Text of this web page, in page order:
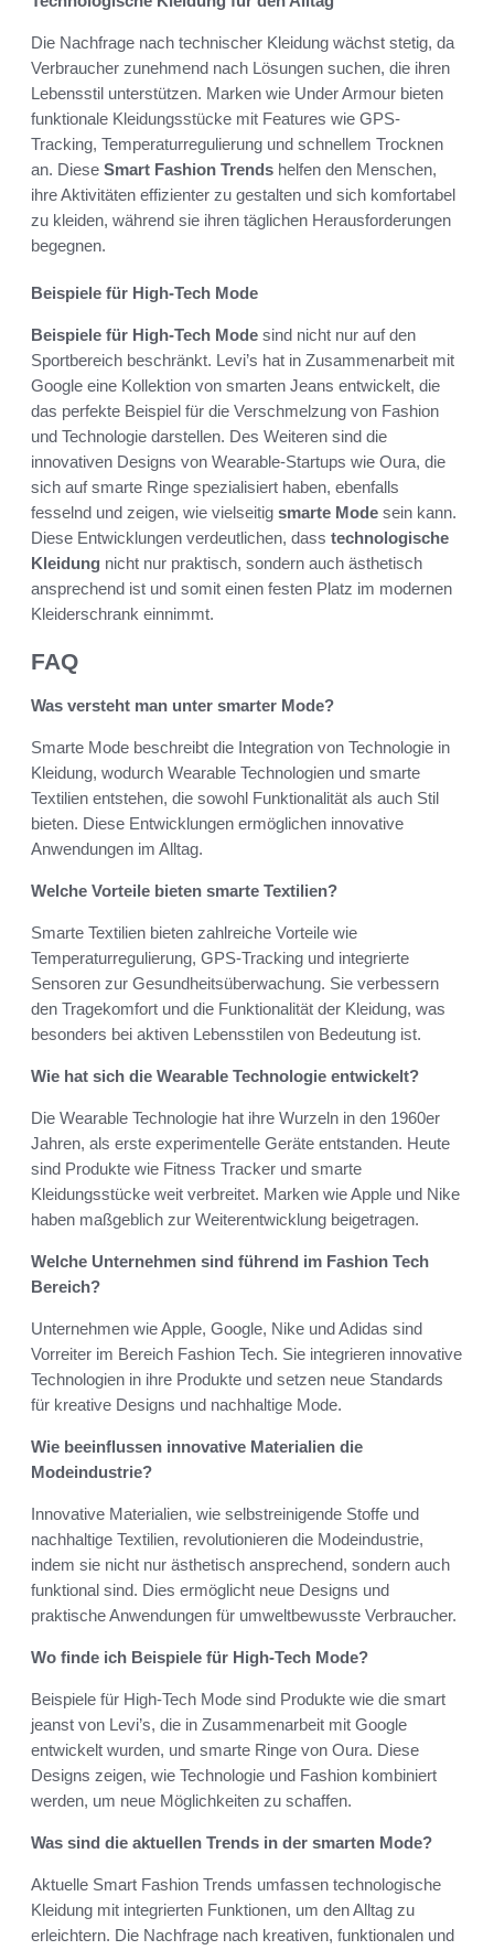
Die Nachfrage nach technischer Kleidung wächst stetig, da
Verbraucher zunehmend nach Lösungen suchen, die ihren
Lebensstil unterstützen. Marken wie Under Armour bieten
funktionale Kleidungsstücke mit Features wie GPS-
Tracking, Temperaturregulierung und schnellem Trocknen
an. Diese Smart Fashion Trends helfen den Menschen,
ihre Aktivitäten effizienter zu gestalten und sich komfortabel
zu kleiden, während sie ihren täglichen Herausforderungen
begegnen.
Beispiele für High-Tech Mode
Beispiele für High-Tech Mode sind nicht nur auf den
Sportbereich beschränkt. Levi’s hat in Zusammenarbeit mit
Google eine Kollektion von smarten Jeans entwickelt, die
das perfekte Beispiel für die Verschmelzung von Fashion
und Technologie darstellen. Des Weiteren sind die
innovativen Designs von Wearable-Startups wie Oura, die
sich auf smarte Ringe spezialisiert haben, ebenfalls
fesselnd und zeigen, wie vielseitig smarte Mode sein kann.
Diese Entwicklungen verdeutlichen, dass technologische
Kleidung nicht nur praktisch, sondern auch ästhetisch
ansprechend ist und somit einen festen Platz im modernen
Kleiderschrank einnimmt.
FAQ
Was versteht man unter smarter Mode?
Smarte Mode beschreibt die Integration von Technologie in
Kleidung, wodurch Wearable Technologien und smarte
Textilien entstehen, die sowohl Funktionalität als auch Stil
bieten. Diese Entwicklungen ermöglichen innovative
Anwendungen im Alltag.
Welche Vorteile bieten smarte Textilien?
Smarte Textilien bieten zahlreiche Vorteile wie
Temperaturregulierung, GPS-Tracking und integrierte
Sensoren zur Gesundheitsüberwachung. Sie verbessern
den Tragekomfort und die Funktionalität der Kleidung, was
besonders bei aktiven Lebensstilen von Bedeutung ist.
Wie hat sich die Wearable Technologie entwickelt?
Die Wearable Technologie hat ihre Wurzeln in den 1960er
Jahren, als erste experimentelle Geräte entstanden. Heute
sind Produkte wie Fitness Tracker und smarte
Kleidungsstücke weit verbreitet. Marken wie Apple und Nike
haben maßgeblich zur Weiterentwicklung beigetragen.
Welche Unternehmen sind führend im Fashion Tech
Bereich?
Unternehmen wie Apple, Google, Nike und Adidas sind
Vorreiter im Bereich Fashion Tech. Sie integrieren innovative
Technologien in ihre Produkte und setzen neue Standards
für kreative Designs und nachhaltige Mode.
Wie beeinflussen innovative Materialien die
Modeindustrie?
Innovative Materialien, wie selbstreinigende Stoffe und
nachhaltige Textilien, revolutionieren die Modeindustrie,
indem sie nicht nur ästhetisch ansprechend, sondern auch
funktional sind. Dies ermöglicht neue Designs und
praktische Anwendungen für umweltbewusste Verbraucher.
Wo finde ich Beispiele für High-Tech Mode?
Beispiele für High-Tech Mode sind Produkte wie die smart
jeanst von Levi’s, die in Zusammenarbeit mit Google
entwickelt wurden, und smarte Ringe von Oura. Diese
Designs zeigen, wie Technologie und Fashion kombiniert
werden, um neue Möglichkeiten zu schaffen.
Was sind die aktuellen Trends in der smarten Mode?
Aktuelle Smart Fashion Trends umfassen technologische
Kleidung mit integrierten Funktionen, um den Alltag zu
erleichtern. Die Nachfrage nach kreativen, funktionalen und